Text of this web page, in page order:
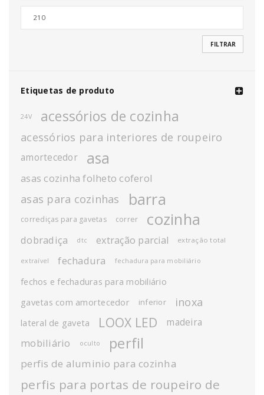
FILTRAR
Etiquetas de produto
24V acessórios de cozinha
acessórios para interiores de roupeiro
amortecedor asa
asas cozinha folheto coferol
asas para cozinhas barra
corrediças para gavetas correr cozinha
dobradiça dtc extração parcial extração total
extraível fechadura fechadura para mobiliário
fechos e fechaduras para mobiliário
gavetas com amortecedor
inferior inoxa
lateral de gaveta LOOX LED madeira
mobiliário oculto perfil
perfis de aluminio para cozinha
perfis para portas de roupeiro de